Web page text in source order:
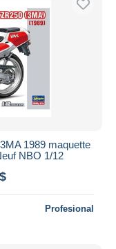
1989 maquette
NBO 1/12
Profesional